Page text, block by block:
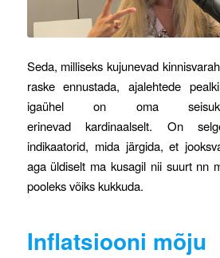
Seda, milliseks kujunevad
raske ennustada, ajalehtede
igaühel on oma
erinevad kardinaalselt. On
indikaatorid, mida järgida, et
aga üldiselt ma kusagil nii suurt nn
pooleks võiks kukkuda.
Inflatsiooni mõju